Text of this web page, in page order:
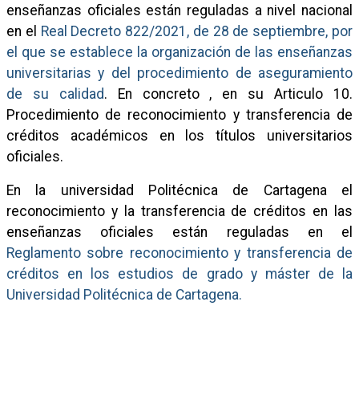
enseñanzas oficiales están reguladas a nivel nacional
en el Real Decreto 822/2021, de 28 de septiembre, por
el que se establece la organización de las enseñanzas
universitarias y del procedimiento de aseguramiento
de su calidad. En concreto , en su Articulo 10.
Procedimiento de reconocimiento y transferencia de
créditos académicos en los títulos universitarios
oficiales.
En la universidad Politécnica de Cartagena el
reconocimiento y la transferencia de créditos en las
enseñanzas oficiales están reguladas en el
Reglamento sobre reconocimiento y transferencia de
créditos en los estudios de grado y máster de la
Universidad Politécnica de Cartagena.